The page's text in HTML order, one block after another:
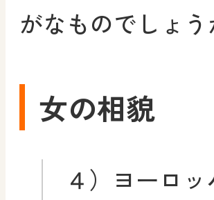
がなものでしょう
女の相貌
４）ヨーロ